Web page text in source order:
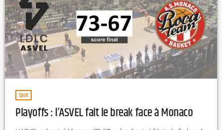
Sport
Playoffs : l’ASVEL fait le break face à Monaco